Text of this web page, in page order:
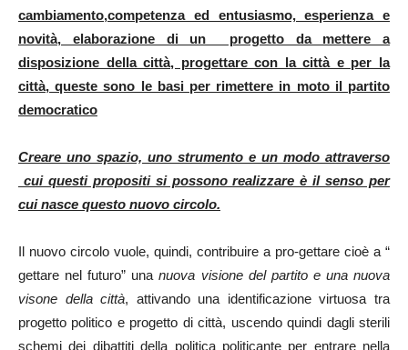
cambiamento,competenza ed entusiasmo, esperienza e
novità, elaborazione di un progetto da mettere a
disposizione della città, progettare con la città e per la
città, queste sono le basi per rimettere in moto il partito
democratico
Creare uno spazio, uno strumento e un modo attraverso
cui questi propositi si possono realizzare è il senso per
cui nasce questo nuovo circolo.
Il nuovo circolo vuole, quindi, contribuire a pro-gettare cioè a “
gettare nel futuro” unanuova visione del partito e una nuova
visone della città, attivando una identificazione virtuosa tra
progetto politico e progetto di città, uscendo quindi dagli sterili
schemi dei dibattiti della politica politicante per entrare nella